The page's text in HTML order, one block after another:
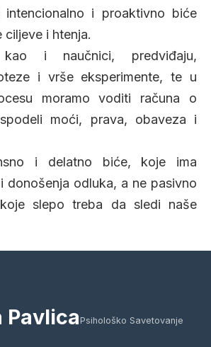
i proaktivno biće
ciljeve i htenja.
i naučnici, predviđaju,
i vrše eksperimente, te u
moramo voditi računa o
moći, prava, obaveza i
i delatno biće, koje ima
donošenja odluka, a ne pasivno
slepo treba da sledi naše
Pavlica Psihološko Savetovanje